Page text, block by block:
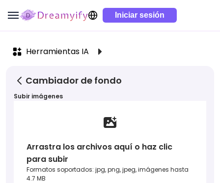
Iniciar sesión
Herramientas IA
Cambiador de fondo
Subir imágenes
Arrastra los archivos aquí o haz clic
para subir
Formatos soportados: jpg, png, jpeg, imágenes hasta
4.7 MB